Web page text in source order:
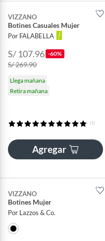
VIZZANO
Botines Casuales Mujer
Por FALABELLA
S/ 107.96 -60%
S/ 269.90
Llega mañana
Retira mañana
(1)
Agregar
VIZZANO
Botines Mujer
Por Lazzos & Co.